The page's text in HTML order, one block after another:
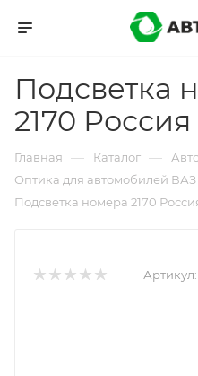
Подсветка
2170 Россия
Главная — Каталог —
Оптика для автомобилей ВАЗ
Подсветка номера 2170
Артикул: